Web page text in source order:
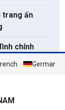
trang ấn
chính
German